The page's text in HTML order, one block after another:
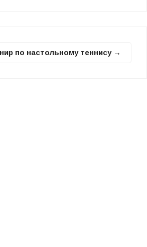
по настольному теннису →